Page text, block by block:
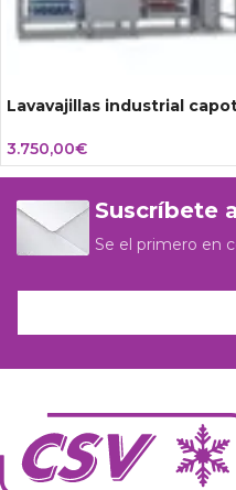
Lavavajillas industrial
3.750,00€
Suscríbete
Se el primero en